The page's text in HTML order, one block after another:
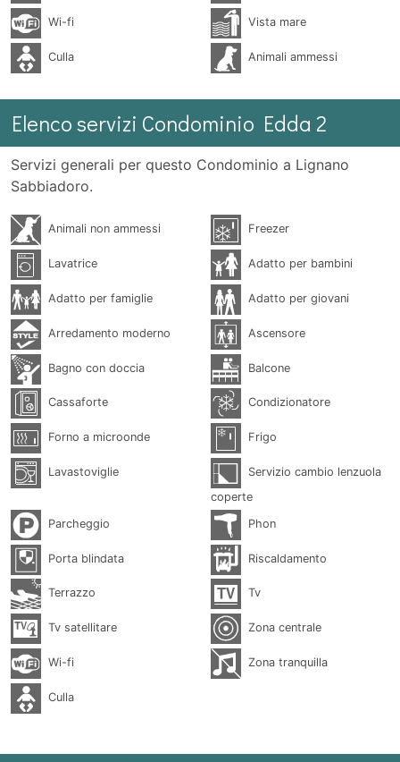
Wi-fi Vista mare
Culla Animali ammessi
Elenco servizi Condominio Edda 2
Servizi generali per questo Condominio a Lignano
Sabbiadoro.
Animali non ammessi Freezer
Lavatrice Adatto per bambini
Adatto per famiglie Adatto per giovani
Arredamento moderno Ascensore
Bagno con doccia Balcone
Cassaforte Condizionatore
Forno a microonde Frigo
Lavastoviglie
Servizio cambio lenzuola
coperte
Parcheggio Phon
Porta blindata Riscaldamento
Terrazzo Tv
Tv satellitare Zona centrale
Wi-fi Zona tranquilla
Culla